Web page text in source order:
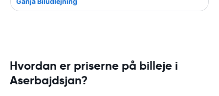
Hvordan er priserne på billeje i
Aserbajdsjan?